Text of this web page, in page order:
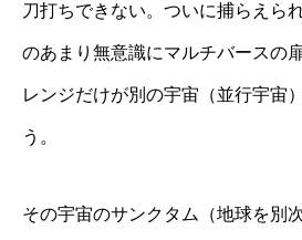
刀打ちできない。ついに捕らえら
のあまり無意識にマルチバースの
レンジだけが別の宇宙（並行宇宙
う。
その宇宙のサンクタム（地球を別